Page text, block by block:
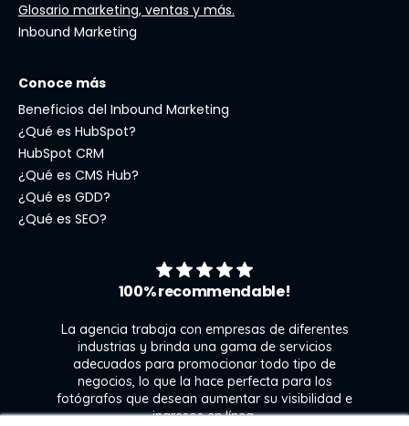
Glosario marketing, ventas y más.
Inbound Marketing
Conoce más
Beneficios del Inbound Marketing
¿Qué es HubSpot?
HubSpot CRM
¿Qué es CMS Hub?
¿Qué es GDD?
¿Qué es SEO?
100% recommendable!
La agencia trabaja con empresas de diferentes
industrias y brinda una gama de servicios
adecuados para promocionar todo tipo de
negocios, lo que la hace perfecta para los
fotógrafos que desean aumentar su visibilidad e
ingresos en línea.